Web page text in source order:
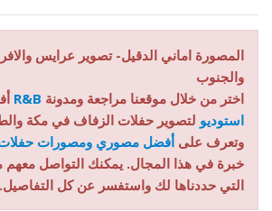
المصورة اماني الدقيل- تصوير عرايس
والجنوب
اختر من خلال موقعنا مراجعة ومدونة R&B
استوديو لتصوير حفلات الزفاف في مكة
وتعرف على أفضل مصوري ومصورات
خبرة في هذا المجال. يمكنك التواصل معهم
التي حددناها لك واستفسر عن كل التفاصيل.